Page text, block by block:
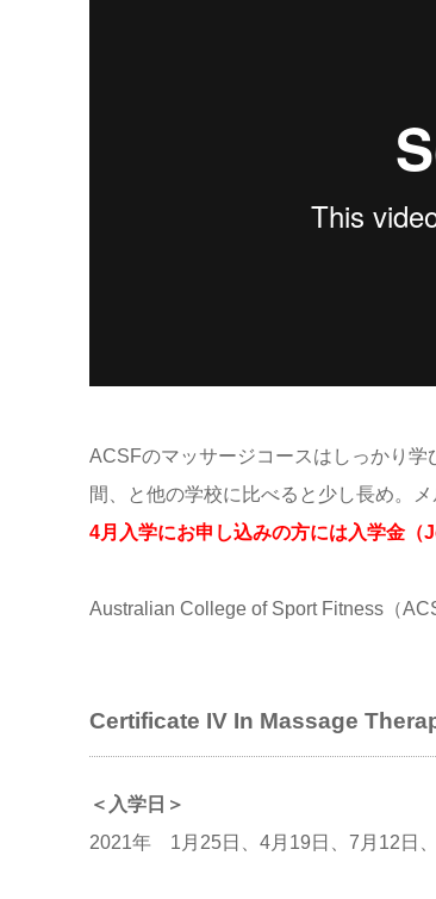
ACSFのマッサージコースはしっかり
間、と他の学校に比べると少し長め。
4月入学にお申し込みの方には入学金（
Australian College of Sport Fitness（
Certificate IV In Massage
＜入学日＞
2021年 1月25日、4月19日、7月12日